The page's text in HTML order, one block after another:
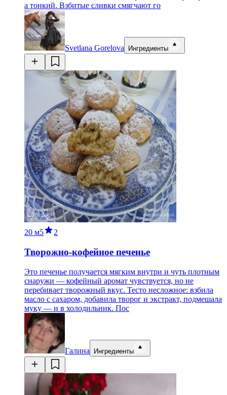
а тонкий. Взбитые сливки смягчают го
Svetlana Gorelova Ингредиенты
20 м5 2
Творожно-кофейное печенье
Это печенье получается мягким внутри и чуть плотным
снаружи — кофейный аромат чувствуется, но не
перебивает творожный вкус. Тесто несложное: взбила
масло с сахаром, добавила творог и экстракт, подмешала
муку — и в холодильник. Пос
Галина Ингредиенты